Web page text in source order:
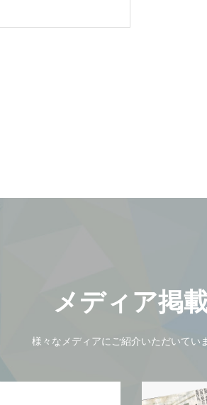
メディア掲
様々なメディアにご紹介いただいてい